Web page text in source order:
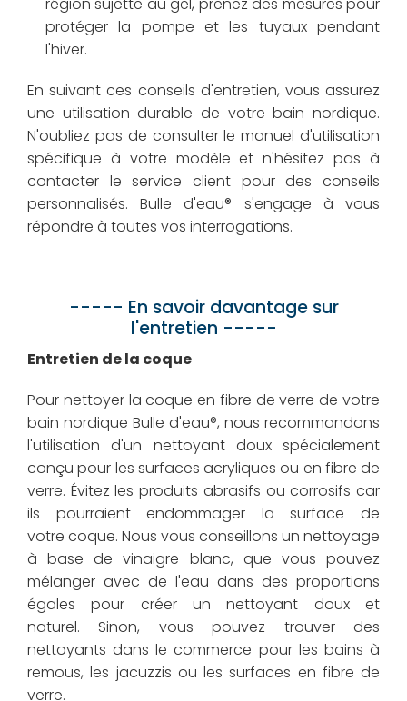
protéger la pompe et les tuyaux pendant
l'hiver.
En suivant ces conseils d'entretien, vous assurez
une utilisation durable de votre bain nordique.
N'oubliez pas de consulter le manuel d'utilisation
spécifique à votre modèle et n'hésitez pas à
contacter le service client pour des conseils
personnalisés. Bulle d'eau® s'engage à vous
répondre à toutes vos interrogations.
----- En savoir davantage sur
l'entretien -----
Entretien de la coque
Pour nettoyer la coque en fibre de verre de votre
bain nordique Bulle d'eau®, nous recommandons
l'utilisation d'un nettoyant doux spécialement
conçu pour les surfaces acryliques ou en fibre de
verre. Évitez les produits abrasifs ou corrosifs car
ils pourraient endommager la surface de
votre coque. Nous vous conseillons un nettoyage
à base de vinaigre blanc, que vous pouvez
mélanger avec de l'eau dans des proportions
égales pour créer un nettoyant doux et
naturel. Sinon, vous pouvez trouver des
nettoyants dans le commerce pour les bains à
remous, les jacuzzis ou les surfaces en fibre de
verre.